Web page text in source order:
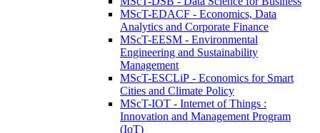
MScT-EDACF - Economics, Data
Analytics and Corporate Finance
MScT-EESM - Environmental
Engineering and Sustainability
Management
MScT-ESCLiP - Economics for Smart
Cities and Climate Policy
MScT-IOT - Internet of Things :
Innovation and Management Program
(IoT)